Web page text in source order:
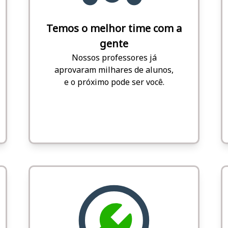
Temos o melhor time com a
gente
Nossos professores já
aprovaram milhares de alunos,
e o próximo pode ser você.